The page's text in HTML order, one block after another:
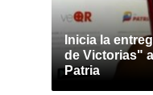
Inicia la
de Victorias"
Patria